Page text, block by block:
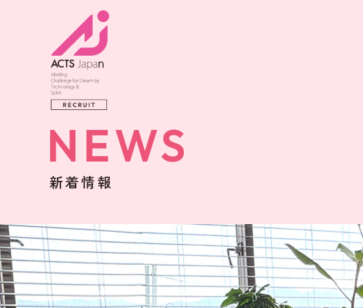
NEWS
新着情報